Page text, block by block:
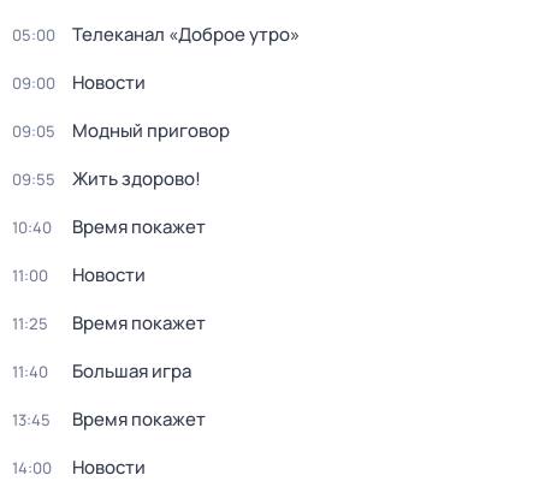
05:00 Телеканал «Доброе утро»
09:00 Новости
09:05 Модный приговор
09:55 Жить здорово!
10:40 Время покажет
11:00 Новости
11:25 Время покажет
11:40 Большая игра
13:45 Время покажет
14:00 Новости